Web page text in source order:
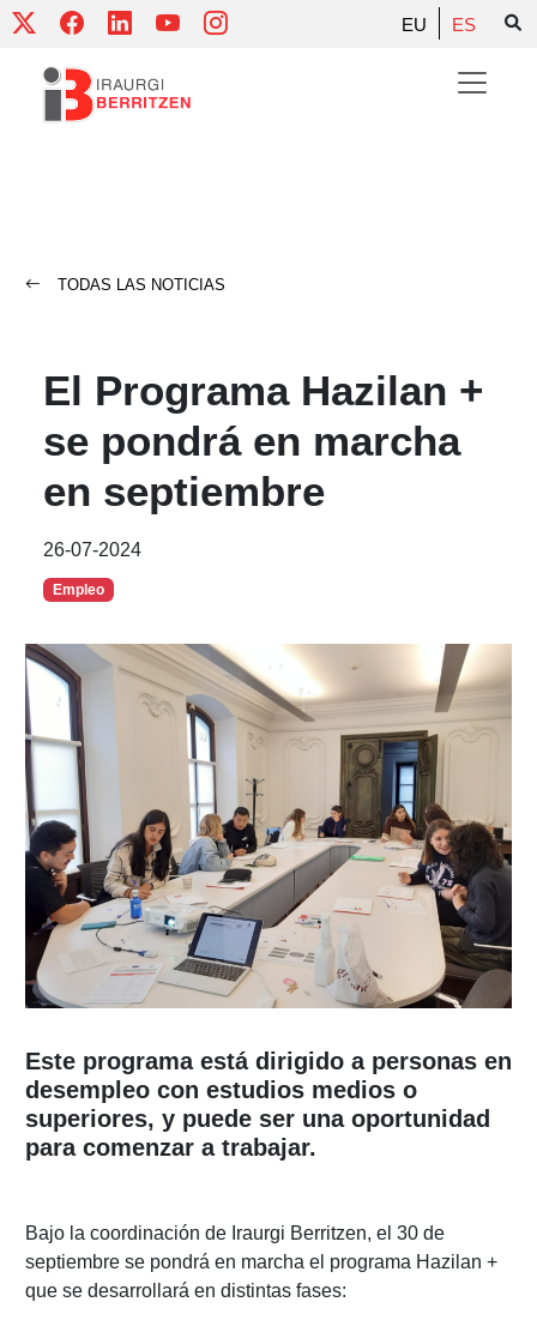
Skip
content
EU ES
TODAS LAS NOTICIAS
El Programa Hazilan +
se pondrá en marcha
en septiembre
26-07-2024
Empleo
Este programa está dirigido a personas en
desempleo con estudios medios o
superiores, y puede ser una oportunidad
para comenzar a trabajar.
Bajo la coordinación de Iraurgi Berritzen, el 30 de
septiembre se pondrá en marcha el programa Hazilan +
que se desarrollará en distintas fases: